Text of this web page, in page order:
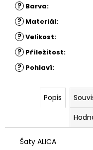
? Barva:
? Materiál:
? Velikost:
? Příležitost:
? Pohlaví:
Popis
Šaty ALICA
ŠATY
ANIKA
POUZDROVÉ
ŠATY
ČERNÉ
KRAJKOU